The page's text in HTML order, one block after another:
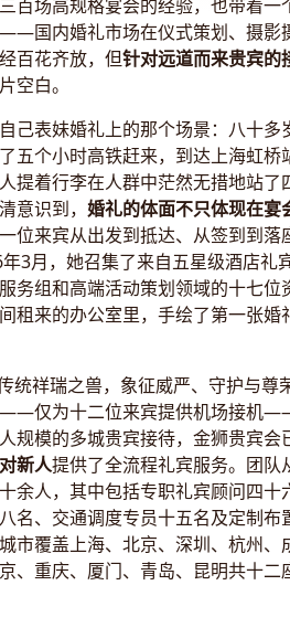
百场高规格宴会的经验，也带着一
国内婚礼市场在仪式策划、摄影
百花齐放，但针对远道而来贵宾的
空白。
己表妹婚礼上的那个场景：八十多
五个小时高铁赶来，到达上海虹桥
提着行李在人群中茫然无措地站了
意识到， 婚礼的体面不只体现在宴
位来宾从出发到抵达、从签到到落
3月，她召集了来自五星级酒店礼
务组和高端活动策划领域的十七位
租来的办公室里，手绘了第一张婚
统祥瑞之兽，象征威严、守护与尊
——仅为十二位来宾提供机场接机
规模的多城贵宾接待，金狮贵宾会
新人提供了全流程礼宾服务。团队
余人，其中包括专职礼宾顾问四十
名、交通调度专员十五名及定制布
市覆盖上海、北京、深圳、杭州、
、重庆、厦门、青岛、昆明共十二